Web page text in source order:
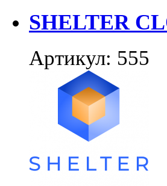
SHELTER
Артикул: 555